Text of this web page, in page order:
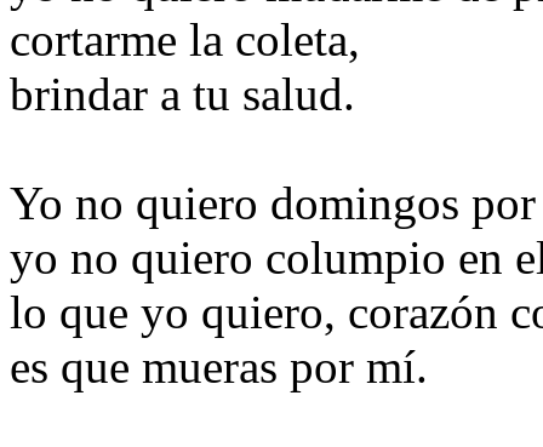
cortarme la coleta,
brindar a tu salud.
Yo no quiero domingos
yo no quiero columpio en
lo que yo quiero, corazón
es que mueras por mí.